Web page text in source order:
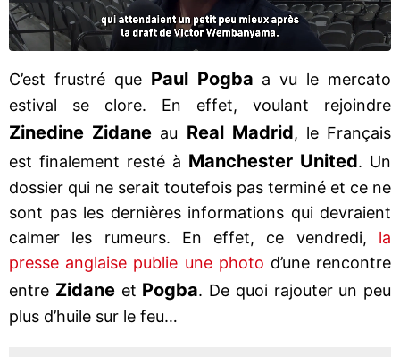
C’est frustré que Paul Pogba a vu le mercato
estival se clore. En effet, voulant rejoindre
Zinedine Zidane au Real Madrid, le Français
est finalement resté à Manchester United. Un
dossier qui ne serait toutefois pas terminé et ce ne
sont pas les dernières informations qui devraient
calmer les rumeurs. En effet, ce vendredi, la
presse anglaise publie une photo d’une rencontre
entre Zidaneet Pogba. De quoi rajouter un peu
plus d’huile sur le feu…